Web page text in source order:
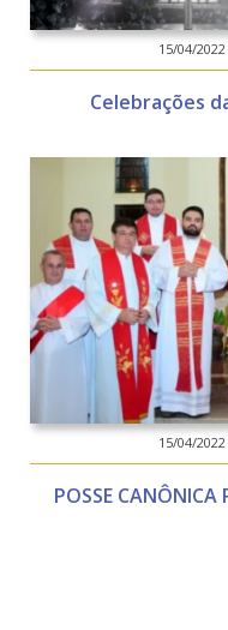
15/04/
Celebrações
15/04/
POSSE CANÔNICA